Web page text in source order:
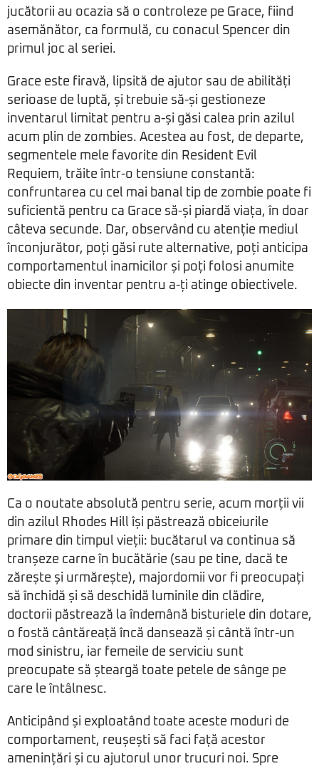
jucătorii au ocazia să o controleze pe Grace, fiind
asemănător, ca formulă, cu conacul Spencer din
primul joc al seriei.
Grace este firavă, lipsită de ajutor sau de abilități
serioase de luptă, și trebuie să-și gestioneze
inventarul limitat pentru a-și găsi calea prin azilul
acum plin de zombies. Acestea au fost, de departe,
segmentele mele favorite din Resident Evil
Requiem, trăite într-o tensiune constantă:
confruntarea cu cel mai banal tip de zombie poate fi
suficientă pentru ca Grace să-și piardă viața, în doar
câteva secunde. Dar, observând cu atenție mediul
înconjurător, poți găsi rute alternative, poți anticipa
comportamentul inamicilor și poți folosi anumite
obiecte din inventar pentru a-ți atinge obiectivele.
Ca o noutate absolută pentru serie, acum morții vii
din azilul Rhodes Hill își păstrează obiceiurile
primare din timpul vieții: bucătarul va continua să
tranșeze carne în bucătărie (sau pe tine, dacă te
zărește și urmărește), majordomii vor fi preocupați
să închidă și să deschidă luminile din clădire,
doctorii păstrează la îndemână bisturiele din dotare,
o fostă cântăreață încă dansează și cântă într-un
mod sinistru, iar femeile de serviciu sunt
preocupate să șteargă toate petele de sânge pe
care le întâlnesc.
Anticipând și exploatând toate aceste moduri de
comportament, reușești să faci față acestor
amenințări și cu ajutorul unor trucuri noi. Spre